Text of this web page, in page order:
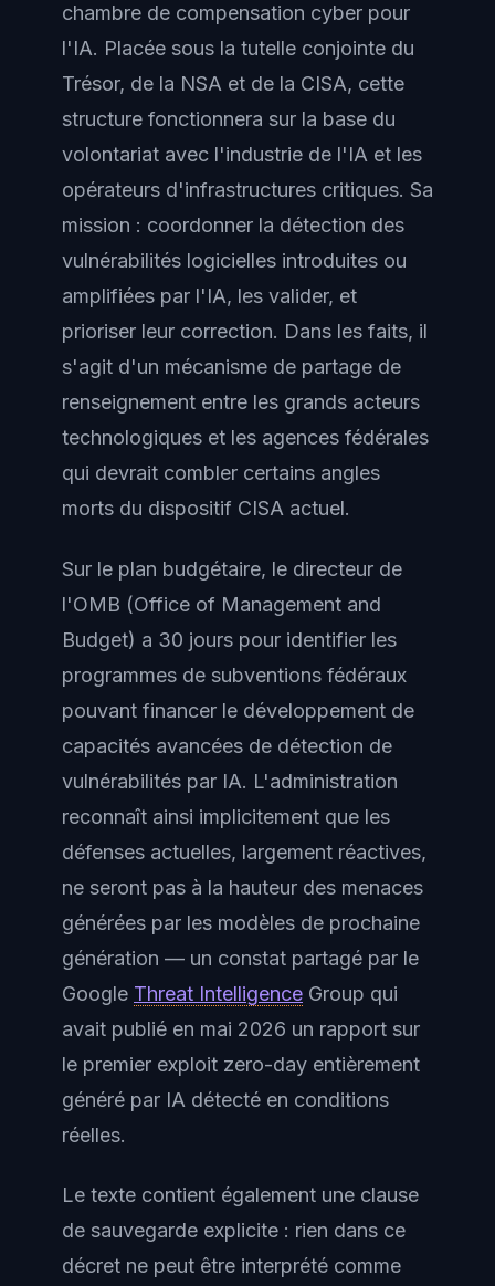
chambre de compensation cyber pour
l'IA. Placée sous la tutelle conjointe du
Trésor, de la NSA et de la CISA, cette
structure fonctionnera sur la base du
volontariat avec l'industrie de l'IA et les
opérateurs d'infrastructures critiques. Sa
mission : coordonner la détection des
vulnérabilités logicielles introduites ou
amplifiées par l'IA, les valider, et
prioriser leur correction. Dans les faits, il
s'agit d'un mécanisme de partage de
renseignement entre les grands acteurs
technologiques et les agences fédérales
qui devrait combler certains angles
morts du dispositif CISA actuel.
Sur le plan budgétaire, le directeur de
l'OMB (Office of Management and
Budget) a 30 jours pour identifier les
programmes de subventions fédéraux
pouvant financer le développement de
capacités avancées de détection de
vulnérabilités par IA. L'administration
reconnaît ainsi implicitement que les
défenses actuelles, largement réactives,
ne seront pas à la hauteur des menaces
générées par les modèles de prochaine
génération — un constat partagé par le
Google Threat Intelligence Group qui
avait publié en mai 2026 un rapport sur
le premier exploit zero-day entièrement
généré par IA détecté en conditions
réelles.
Le texte contient également une clause
de sauvegarde explicite : rien dans ce
décret ne peut être interprété comme